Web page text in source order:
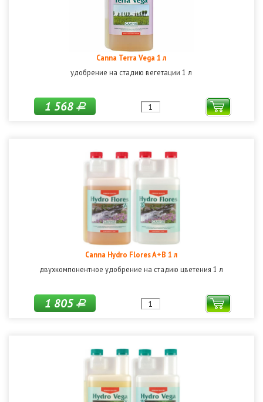
Canna Terra Vega 1 л
удобрение на стадию вегетации 1 л
1 568Р
Canna Hydro Flores A+B 1 л
двухкомпонентное удобрение на стадию цветения 1 л
1 805Р